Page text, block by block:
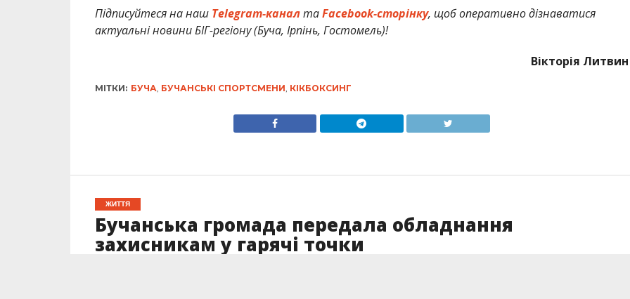
Підписуйтеся на наш Telegram-каналтаFacebook-сторінку, щоб оперативно дізнаватися
актуальні новини БІГ-регіону (Буча, Ірпінь, Гостомель)!
Вікторія Литвин
МІТКИ: БУЧА БУЧАНСЬКІ СПОРТСМЕНИ КІКБОКСИНГ
ЖИТТЯ
Бучанська громада передала обладнання
захисникам у гарячі точки